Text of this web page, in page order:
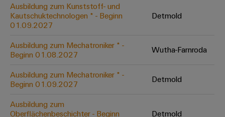
Sicherer
Betrieb
mit
Lösungen
für
Prozessindustrie
Mehr
Ressourceneffizienz
Industrial
IoT
Industrial
Security
Industrial
Service
Platform
Industrial
Ethernet
Touch-
Panels
Engineering-
Visualisierungstools
Digitale
Bestellmöglichkeiten
eShop
OCI-
finden
Solution
Partner
-
Systemintegratoren
Messen
Stellenbörse
Ausbildung zum Kunststoff- und
Kautschuktechnologen * - Beginn
01.09.2027
Detmold
Ausbildung zum Mechatroniker * -
Beginn 01.08.2027
Wutha-Farnroda
Ausbildung zum Mechatroniker * -
Beginn 01.09.2027
Detmold
Ausbildung zum
Oberflächenbeschichter - Beginn
Detmold